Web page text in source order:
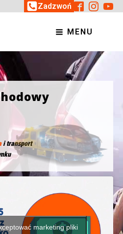
Zadzwoń
MENU
i transport
marketing pliki